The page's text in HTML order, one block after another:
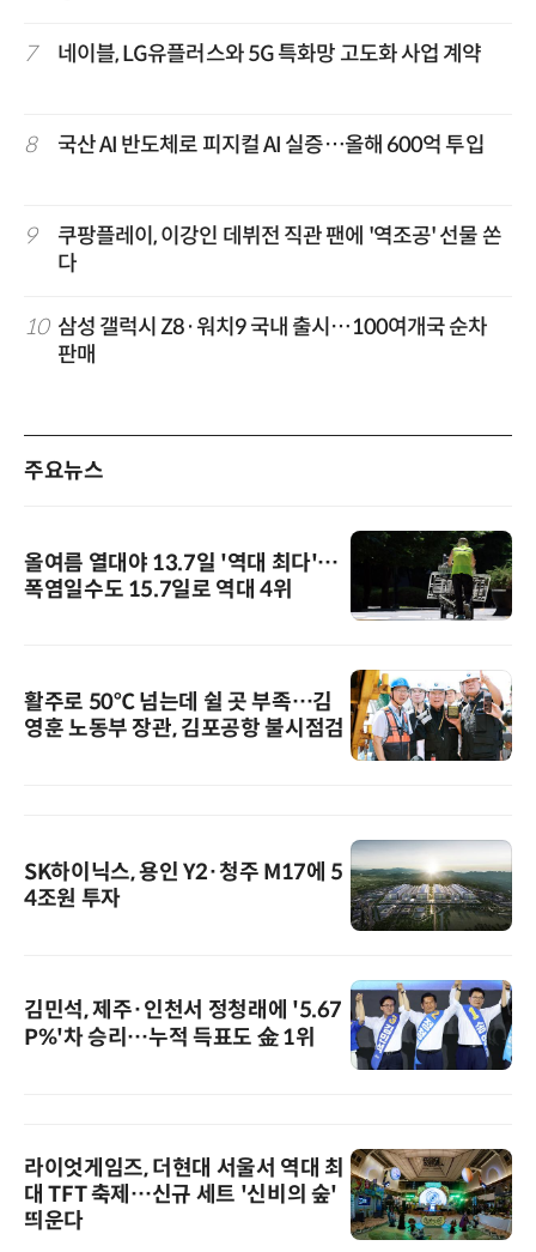
7 네이블, LG유플러스와 5G 특화망 고도화 사업 계약
8 국산 AI 반도체로 피지컬 AI 실증…올해 600억 투입
9
쿠팡플레이, 이강인 데뷔전 직관 팬에 '역조공' 선물 쏜
다
10 삼성 갤럭시 Z8·워치9 국내 출시…100여개국 순차
판매
주요뉴스
올여름 열대야 13.7일 '역대 최다'…
폭염일수도 15.7일로 역대 4위
활주로 50℃ 넘는데 쉴 곳 부족…김
영훈 노동부 장관, 김포공항 불시점검
SK하이닉스, 용인 Y2·청주 M17에 5
4조원 투자
김민석, 제주·인천서 정청래에 '5.67
P%'차 승리…누적 득표도 金 1위
라이엇게임즈, 더현대 서울서 역대 최
대 TFT 축제…신규 세트 '신비의 숲'
띄운다